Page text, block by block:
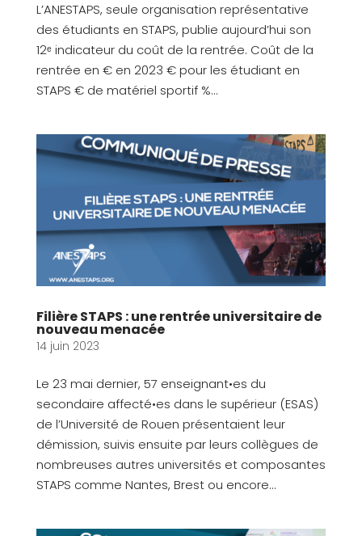
L’ANESTAPS, seule organisation représentative
des étudiants en STAPS, publie aujourd’hui son
12ᵉ indicateur du coût de la rentrée. Coût de la
rentrée en € en 2023 € pour les étudiant en
STAPS € de matériel sportif %...
Filière STAPS : une rentrée universitaire de
nouveau menacée
14 juin 2023
Le 23 mai dernier, 57 enseignant•es du
secondaire affecté•es dans le supérieur (ESAS)
de l’Université de Rouen présentaient leur
démission, suivis ensuite par leurs collègues de
nombreuses autres universités et composantes
STAPS comme Nantes, Brest ou encore...